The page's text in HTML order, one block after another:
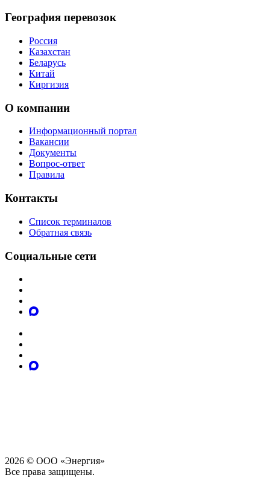
География перевозок
Россия
Казахстан
Беларусь
Китай
Киргизия
О компании
Информационный портал
Вакансии
Документы
Вопрос-ответ
Правила
Контакты
Список терминалов
Обратная связь
Социальные сети
2026 © ООО «Энергия»
Все права защищены.